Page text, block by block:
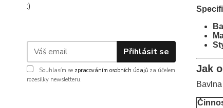
:)
Přihlásit se
Souhlasím se zpracováním osobních údajů za účelem
rozesílky newsletteru.
Jak